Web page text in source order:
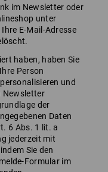
im Newsletter oder
unter
E-Mail-Adresse
haben, haben Sie
Person
und
Newsletter
der
Daten
6 Abs. 1 lit. a
jederzeit mit
Sie den
Formular im